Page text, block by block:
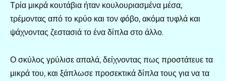
Τρία μικρά κουτάβια ήταν κουλουριασμένα μέσα,
τρέμοντας από το κρύο και τον φόβο, ακόμα τυφλά και
ψάχνοντας ζεστασιά το ένα δίπλα στο άλλο.
Ο σκύλος γρύλισε απαλά, δείχνοντας πως προστάτευε τα
μικρά του, και ξάπλωσε προσεκτικά δίπλα τους για να τα